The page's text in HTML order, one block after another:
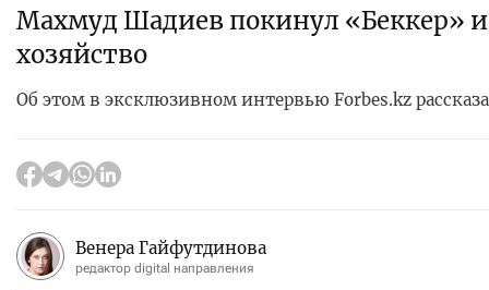
Махмуд Шадиев покинул «Беккер» и
хозяйство
Об этом в эксклюзивном интервью Forbes.kz
Венера Гайфутдинова
редактор digital направления